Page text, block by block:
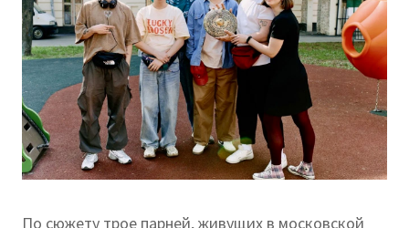
По сюжету трое парней, живущих в московской